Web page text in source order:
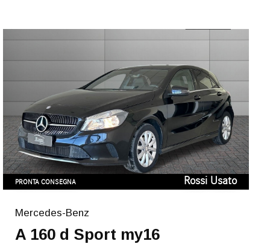
Mercedes-Benz
A 160 d Sport my16
PRONTA CONSEGNA Rossi Usato